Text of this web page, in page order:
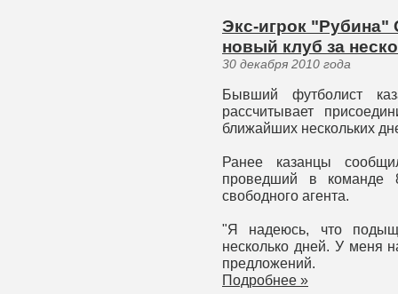
Экс-игрок "Рубина"
новый клуб за
30 декабря 2010 года
Бывший футболист
рассчитывает
ближайших нескольких
Ранее казанцы
проведший в команде
свободного агента.
"Я надеюсь, что
несколько дней. У меня
предложений.
Подробнее »